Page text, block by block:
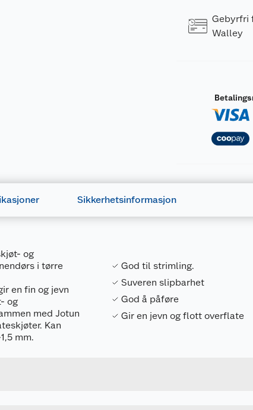
Gebyrfri
Walley
Sikkerhetsinformasjon
og
i tørre
en fin og jevn
og
med Jotun
Kan
mm.
God til strimling.
Suveren slipbarhet
God å påføre
Gir en jevn og flott overflate